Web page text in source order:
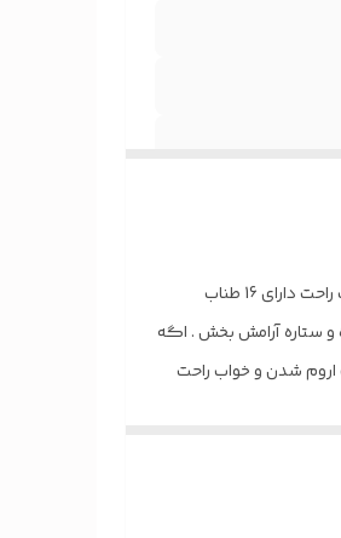
قابلیت تنظیم ارتفاع گهواره جنس پارچه مخمل لمینت شده قابل استفاده از بدو تولد تا 3 سالگی 35 کیلو جنس چوب پلی وود روسی 18میل قابل تاشو بدون نیاز به نصب راحت دارای 16 طناب
و ستاره آرامش بخش . اگه
اروم شدن و خواب راحت